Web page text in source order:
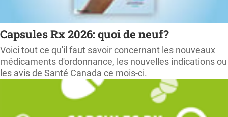
Capsules Rx 2026: quoi de neuf?
Voici tout ce qu'il faut savoir concernant les nouveaux
médicaments d'ordonnance, les nouvelles indications ou
les avis de Santé Canada ce mois-ci.